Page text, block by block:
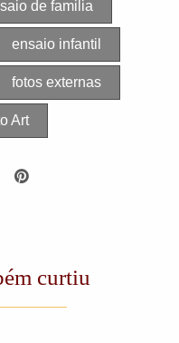
de familia
ensaio infantil
fotos externas
Art
curtiu